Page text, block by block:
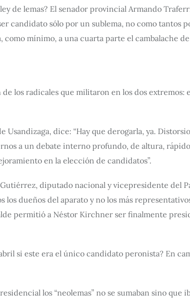
de lemas? El senador provincial Armando
candidato sólo por un sublema, no como tantos
mínimo, a una cuarta parte el cambalache
los radicales que militaron en los dos extremos:
Usandizaga, dice: “Hay que derogarla, ya.
a un debate interno profundo, de altura,
en la elección de candidatos”.
diputado nacional y vicepresidente del
dueños del aparato y no los más
permitió a Néstor Kirchner ser finalmente
si este era el único candidato peronista? En
los “neolemas” no se sumaban sino que